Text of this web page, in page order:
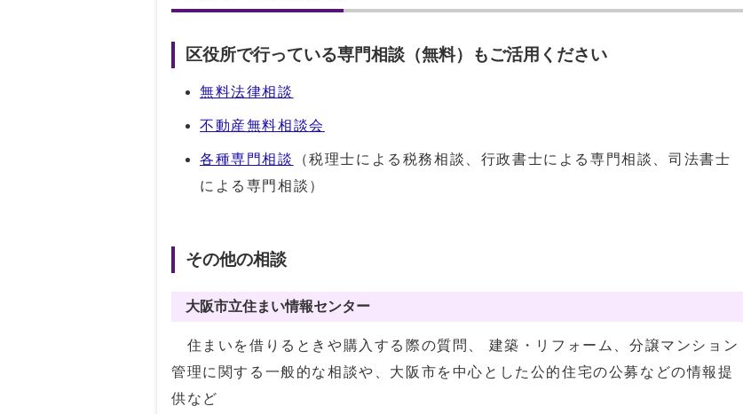
区役所で行っている専門相談（無料）もご活用ください
無料法律相談
不動産無料相談会
各種専門相談
（税理士による税務相談、行政書士による専門相談、司法書士
による専門相談）
その他の相談
大阪市立住まい情報センター
住まいを借りるときや購入する際の質問、 建築・リフォーム、分譲マンション
管理に関する一般的な相談や、大阪市を中心とした公的住宅の公募などの情報提
供など